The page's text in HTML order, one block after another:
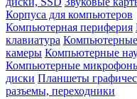
Корпуса для компьютеров
Компьютерная периферия
клавиатура
камеры Компьютерные
Компьютерные
диски Планшеты
разъемы, переходники